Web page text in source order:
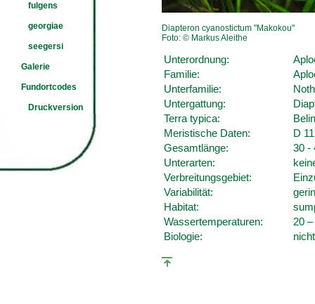
fulgens
georgiae
seegersi
Galerie
Fundortcodes
Druckversion
Diapteron cyanostictum "Makokou"
Foto: © Markus Aleithe
Unterordnung:
Familie:
Unterfamilie:
Untergattung:
Terra typica:
Meristische Daten:
D
Gesamtlänge:
30 -
Unterarten:
Verbreitungsgebiet:
Variabilität:
Habitat:
Wassertemperaturen:
20
Biologie: